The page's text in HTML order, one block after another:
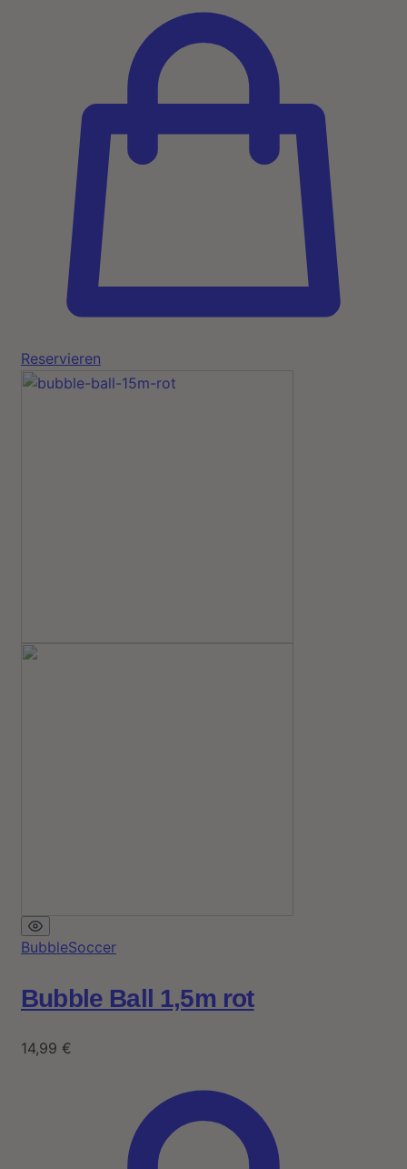
Reservieren
BubbleSoccer
Bubble Ball 1,5m rot
14,99 €